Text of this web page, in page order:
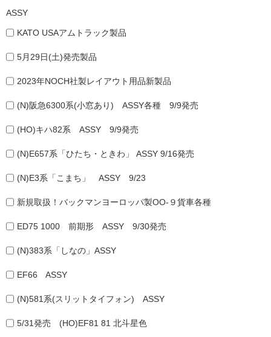
ASSY
KATO USAアムトラック製品
5月29日(土)発売製品
2023年NOCH社製レイアウト用品新製品
(N)阪急6300系(小窓あり) ASSY各種 9/9発売
(HO)キハ82系 ASSY 9/9発売
(N)E657系「ひたち・ときわ」 ASSY 9/16発売
(N)E3系「こまち」 ASSY 9/23
新規取扱！バックマンヨーロッパ製OO-９貨車各種
ED75 1000 前期形 ASSY 9/30発売
(N)383系「しなの」ASSY
EF66 ASSY
(N)581系(スリットタイフォン) ASSY
5/31発売 (HO)EF81 81 北斗星色